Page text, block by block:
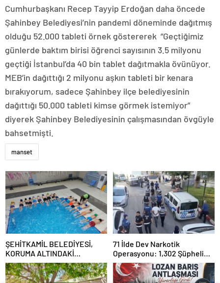
Cumhurbaşkanı Recep Tayyip Erdoğan daha öncede
Şahinbey Belediyesi’nin pandemi döneminde dağıtmış
olduğu 52.000 tableti örnek göstererek “Geçtiğimiz
günlerde baktım birisi öğrenci sayısının 3.5 milyonu
geçtiği İstanbul’da 40 bin tablet dağıtmakla övünüyor.
MEB’in dağıttığı 2 milyonu aşkın tableti bir kenara
bırakıyorum, sadece Şahinbey ilçe belediyesinin
dağıttığı 50.000 tableti kimse görmek istemiyor”
diyerek Şahinbey Belediyesinin çalışmasından övgüyle
bahsetmişti.
manset
ŞEHİTKAMİL BELEDİYESİ,
KORUMA ALTINDAKİ
ÇOCUKLARI SPORLA
BULUŞTURUYOR
71 İlde Dev Narkotik
Operasyonu: 1,302 Şüpheli
Yakalandı, 844 Tutuklama